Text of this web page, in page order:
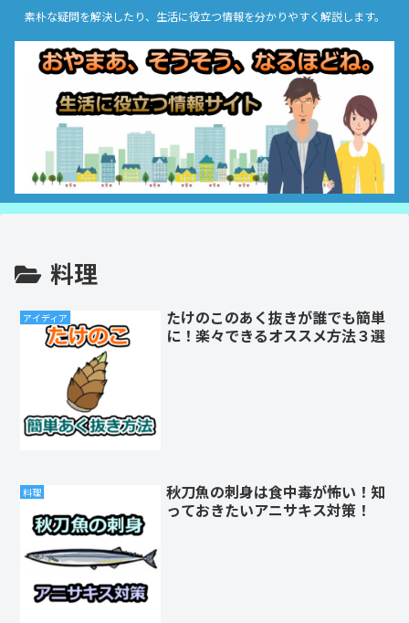
素朴な疑問を解決したり、生活に役立つ情報を分かりやすく解説します。
料理
アイディア
たけのこのあく抜きが誰でも簡単
に！楽々できるオススメ方法３選
料理
秋刀魚の刺身は食中毒が怖い！知
っておきたいアニサキス対策！